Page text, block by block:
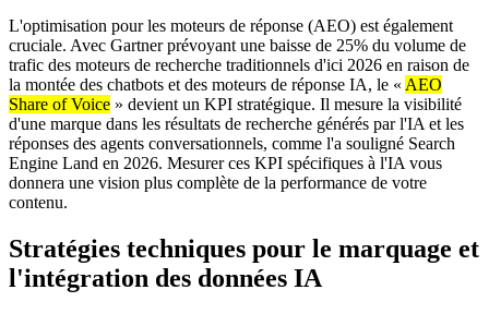
L'optimisation pour les moteurs de réponse (AEO) est également
cruciale. Avec Gartner prévoyant une baisse de 25% du volume de
trafic des moteurs de recherche traditionnels d'ici 2026 en raison de
la montée des chatbots et des moteurs de réponse IA, le « AEO
Share of Voice » devient un KPI stratégique. Il mesure la visibilité
d'une marque dans les résultats de recherche générés par l'IA et les
réponses des agents conversationnels, comme l'a souligné Search
Engine Land en 2026. Mesurer ces KPI spécifiques à l'IA vous
donnera une vision plus complète de la performance de votre
contenu.
Stratégies techniques pour le marquage et
l'intégration des données IA